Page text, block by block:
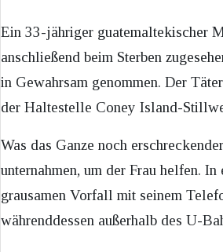
Ein 33-jähriger guatemaltekischer
anschließend beim Sterben
in Gewahrsam genommen. Der
der Haltestelle Coney Island-
Was das Ganze noch
unternahmen, um der Frau helfen.
grausamen Vorfall mit seinem
währenddessen außerhalb des U-